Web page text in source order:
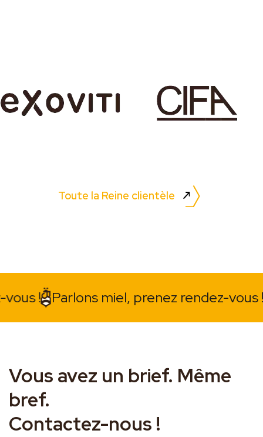
Toute la Reine clientèle
miel, prenez rendez-vous !
Vous avez un brief. Même
bref.
Contactez-nous !